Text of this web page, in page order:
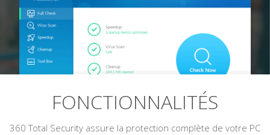
FONCTIONNALITÉS
360 Total Security assure la protection complète de votre PC